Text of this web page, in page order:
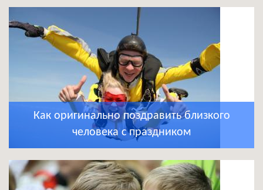
Как оригинально поздравить близкого
человека с праздником